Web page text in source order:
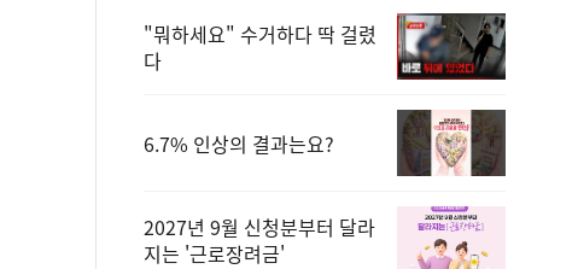
"뭐하세요" 수거하다 딱 걸렸
다
6.7% 인상의 결과는요?
2027년 9월 신청분부터 달라
지는 '근로장려금'